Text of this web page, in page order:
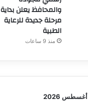
والمحافظ يعلن بداية
مرحلة جديدة للرعاية
الطبية
منذ 9 ساعات
أغسطس 2026